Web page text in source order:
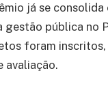
já se
pública no
foram
avaliação.